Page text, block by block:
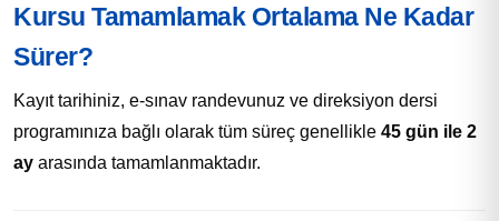
Kursu Tamamlamak Ortalama Ne Kadar
Sürer?
Kayıt tarihiniz, e-sınav randevunuz ve direksiyon dersi
programınıza bağlı olarak tüm süreç genellikle 45 gün ile 2
ay arasında tamamlanmaktadır.